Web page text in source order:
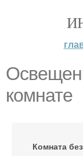
комнате
Комната